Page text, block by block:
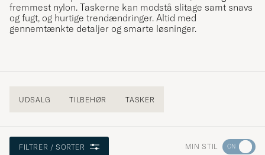
fremmest nylon. Taskerne kan modstå slitage samt snavs
og fugt, og hurtige trendændringer. Altid med
gennemtænkte detaljer og smarte løsninger.
UDSALG TILBEHØR TASKER
FILTRER / SORTER MIN STIL Gå